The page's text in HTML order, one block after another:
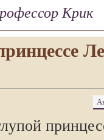
Крик